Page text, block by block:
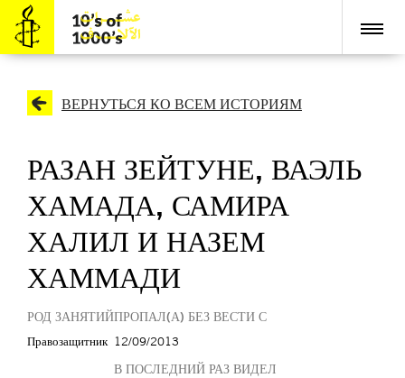
ВЕРНУТЬСЯ КО ВСЕМ ИСТОРИЯМ
РАЗАН ЗЕЙТУНЕ, ВАЭЛЬ
ХАМАДА, САМИРА
ХАЛИЛ И НАЗЕМ
ХАММАДИ
РОД ЗАНЯТИЙ
Правозащитник
ПРОПАЛ(А) БЕЗ ВЕСТИ С
12/09/2013
В ПОСЛЕДНИЙ РАЗ ВИДЕЛ